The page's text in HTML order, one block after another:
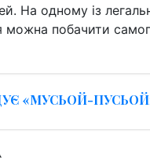
На одному із
можна побачити
«МУСЬОЙ-